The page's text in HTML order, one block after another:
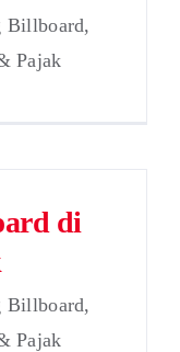
Billboard,
Pajak
di
Billboard,
Pajak